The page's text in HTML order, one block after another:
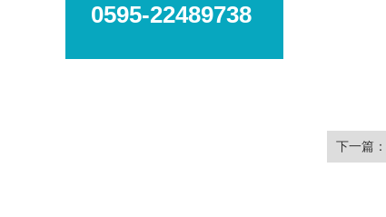
0595-22489738
下一篇：